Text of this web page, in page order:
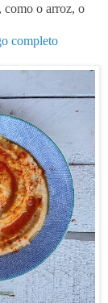
como o arroz, o
completo